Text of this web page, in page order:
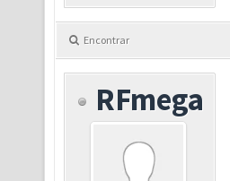
Encontrar
RFmega